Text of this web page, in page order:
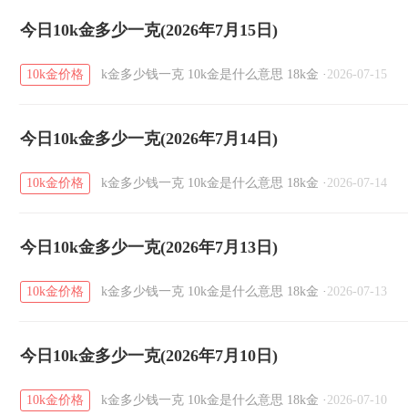
今日10k金多少一克(2026年7月15日)
10k金价格 k金多少钱一克 10k金是什么意思 18k金 · 2026-07-15
今日10k金多少一克(2026年7月14日)
10k金价格 k金多少钱一克 10k金是什么意思 18k金 · 2026-07-14
今日10k金多少一克(2026年7月13日)
10k金价格 k金多少钱一克 10k金是什么意思 18k金 · 2026-07-13
今日10k金多少一克(2026年7月10日)
10k金价格 k金多少钱一克 10k金是什么意思 18k金 · 2026-07-10